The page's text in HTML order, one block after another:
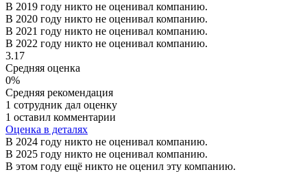
В 2019 году никто не оценивал компанию.
В 2020 году никто не оценивал компанию.
В 2021 году никто не оценивал компанию.
В 2022 году никто не оценивал компанию.
3.17
Средняя оценка
0%
Средняя рекомендация
1 сотрудник дал оценку
1 оставил комментарии
Оценка в деталях
В 2024 году никто не оценивал компанию.
В 2025 году никто не оценивал компанию.
В этом году ещё никто не оценил эту компанию.